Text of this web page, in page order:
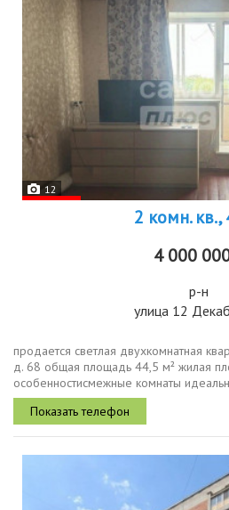
12
2 комн. кв.,
4 000
р-н
улица 12
продается светлая двухкомнатная
д. 68 общая площадь 44,5 м² жилая
особенностисмежные комнаты
студента.замена окон, установка